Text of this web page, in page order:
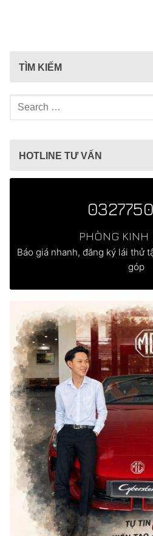
TÌM KIẾM
Tìm
kiếm
HOTLINE TƯ VẤN
PHÒNG KINH
Báo giá nhanh, đăng ký lái thử
góp